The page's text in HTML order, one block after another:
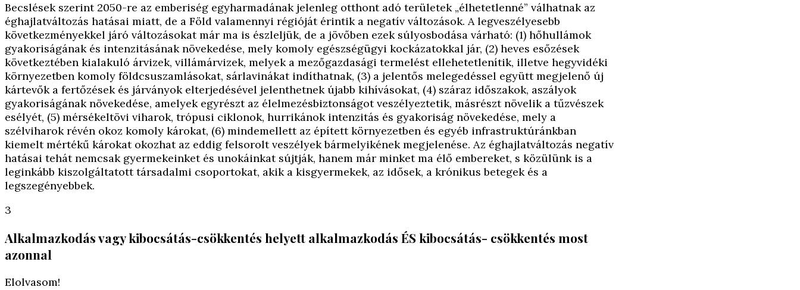
Becslések szerint 2050-re az emberiség egyharmadának jelenleg otthont adó területek „élhetetlenné” válhatnak az
éghajlatváltozás hatásai miatt, de a Föld valamennyi régióját érintik a negatív változások. A legveszélyesebb
következményekkel járó változásokat már ma is észleljük, de a jövőben ezek súlyosbodása várható: (1) hőhullámok
gyakoriságának és intenzitásának növekedése, mely komoly egészségügyi kockázatokkal jár, (2) heves esőzések
következtében kialakuló árvizek, villámárvizek, melyek a mezőgazdasági termelést ellehetetlenítik, illetve hegyvidéki
környezetben komoly földcsuszamlásokat, sárlavinákat indíthatnak, (3) a jelentős melegedéssel együtt megjelenő új
kártevők a fertőzések és járványok elterjedésével jelenthetnek újabb kihívásokat, (4) száraz időszakok, aszályok
gyakoriságának növekedése, amelyek egyrészt az élelmezésbiztonságot veszélyeztetik, másrészt növelik a tűzvészek
esélyét, (5) mérsékeltövi viharok, trópusi ciklonok, hurrikánok intenzitás és gyakoriság növekedése, mely a
szélviharok révén okoz komoly károkat, (6) mindemellett az épített környezetben és egyéb infrastruktúránkban
kiemelt mértékű károkat okozhat az eddig felsorolt veszélyek bármelyikének megjelenése. Az éghajlatváltozás negatív
hatásai tehát nemcsak gyermekeinket és unokáinkat sújtják, hanem már minket ma élő embereket, s közülünk is a
leginkább kiszolgáltatott társadalmi csoportokat, akik a kisgyermekek, az idősek, a krónikus betegek és a
legszegényebbek.
3
Alkalmazkodás vagy kibocsátás-csökkentés helyett alkalmazkodás ÉS kibocsátás- csökkentés most
azonnal
Elolvasom!